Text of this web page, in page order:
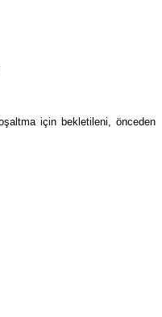
için bekletileni, önceden